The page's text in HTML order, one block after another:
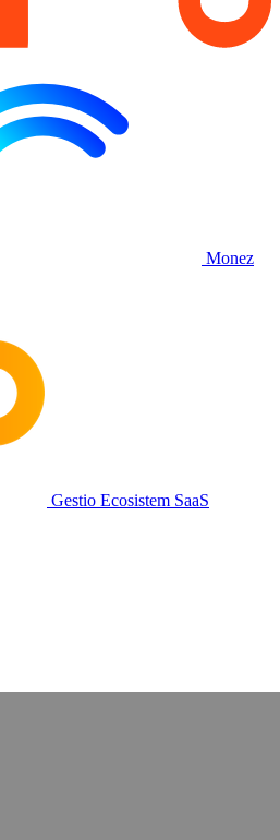
Monez
Gestio Ecosistem SaaS